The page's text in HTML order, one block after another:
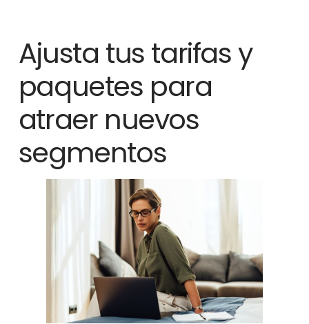
Ajusta tus tarifas y
paquetes para
atraer nuevos
segmentos